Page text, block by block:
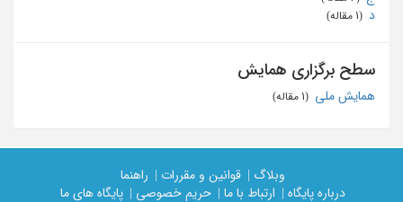
د
سطح برگزاری همایش
همایش ملی
وبلاگ | قوانین و مقررات |
راهنما
درباره پایگاه |
ارتباط با ما | حریم خصوصی | پایگاه های ما